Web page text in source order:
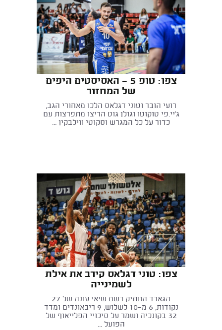
צפו: טופ 5 - האסיסטים היפים
של המחזור
רועי הובר וטוני דגלאס הלכו מאחורי הגב,
ג'יי.פי טוקוטו וגולן גוט הריצו מתפרצות עם
כדור על כל המגרש וסקוטי ווילבקין ...
צפו: טוני דגלאס קירב את אילת
לשמינייה
הגארד הוותיק רשם שיאי עונה של 27
נקודות, 6 מ-10 לשלוש, 9 ריבאונדים ומדד
32 בקונכיה ושמר על סיכויי הפלייאוף של
הפועל ...